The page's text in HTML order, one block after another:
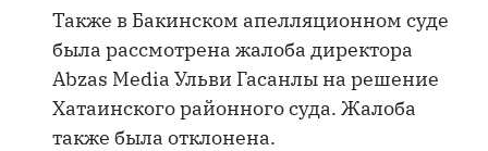
Также в Бакинском апелляционном суде
была рассмотрена жалоба директора
Abzas Media Ульви Гасанлы на решение
Хатаинского районного суда. Жалоба
также была отклонена.